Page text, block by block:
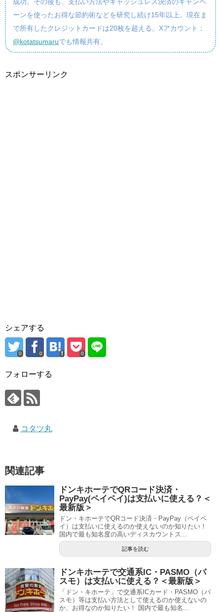
ーンを使ったお得な節約術などを研究し続け15年以上。現在ま
で所有したクレジットカードは20枚を超える。Xアカウント：
@kotatsumaruでも情報共有。
スポンサーリンク
シェアする
0 0 0
フォローする
コタツ丸
関連記事
ドンキホーテでQRコード決済・
PayPay(ペイペイ)は支払いに使える？＜
最新版＞
ドン・キホーテでQRコード決済・PayPay（ペイペ
イ）は支払いに使えるのか使えないのか知りたい！
国内で最も知名度の高いディスカウントス...
記事を読む
ドンキホーテで交通系IC・PASMO（パ
スモ）は支払いに使える？＜最新版＞
「ドン・キホーテ」で交通系ICカード・PASMO（パ
スモ）等は支払い方法として使えるのか使えないの
か、お得なのか知りたい！ 国内で最も知名...